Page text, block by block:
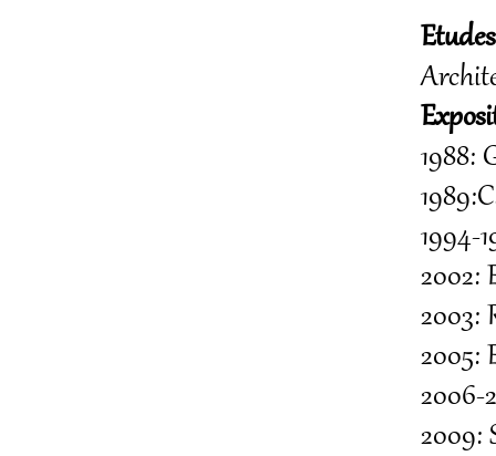
Etudes
1988:
1994-
2002:
2003:
2005:
2006-
2009: